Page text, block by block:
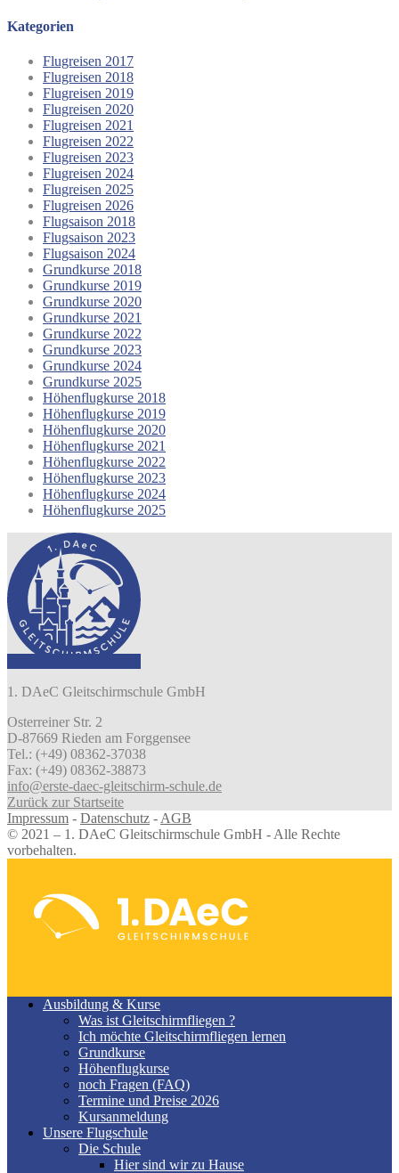
Kategorien
Flugreisen 2017
Flugreisen 2018
Flugreisen 2019
Flugreisen 2020
Flugreisen 2021
Flugreisen 2022
Flugreisen 2023
Flugreisen 2024
Flugreisen 2025
Flugreisen 2026
Flugsaison 2018
Flugsaison 2023
Flugsaison 2024
Grundkurse 2018
Grundkurse 2019
Grundkurse 2020
Grundkurse 2021
Grundkurse 2022
Grundkurse 2023
Grundkurse 2024
Grundkurse 2025
Höhenflugkurse 2018
Höhenflugkurse 2019
Höhenflugkurse 2020
Höhenflugkurse 2021
Höhenflugkurse 2022
Höhenflugkurse 2023
Höhenflugkurse 2024
Höhenflugkurse 2025
1. DAeC Gleitschirmschule GmbH
Osterreiner Str. 2
D-87669 Rieden am Forggensee
Tel.: (+49) 08362-37038
Fax: (+49) 08362-38873
info@erste-daec-gleitschirm-schule.de
Zurück zur Startseite
Impressum - Datenschutz - AGB
© 2021 – 1. DAeC Gleitschirmschule GmbH - Alle Rechte
vorbehalten.
Ausbildung & Kurse
Was ist Gleitschirmfliegen ?
Ich möchte Gleitschirmfliegen lernen
Grundkurse
Höhenflugkurse
noch Fragen (FAQ)
Termine und Preise 2026
Kursanmeldung
Unsere Flugschule
Die Schule
Hier sind wir zu Hause